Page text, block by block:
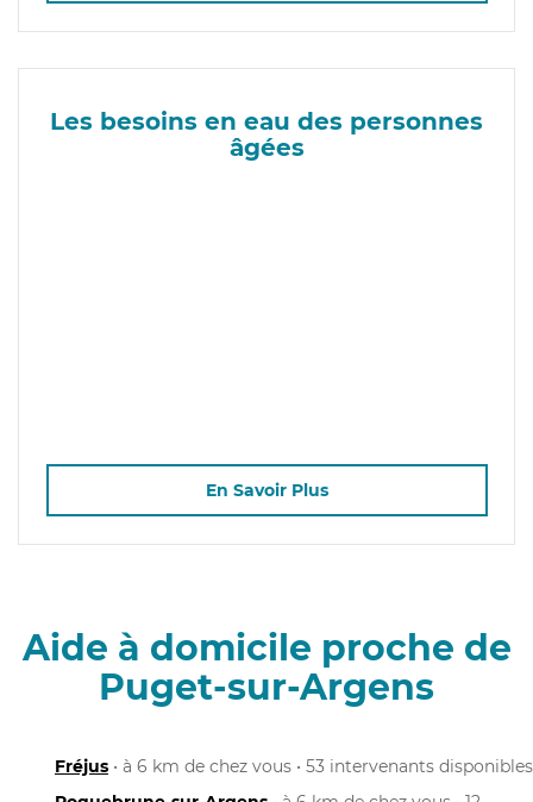
Les besoins en eau des personnes
âgées
En Savoir Plus
Aide à domicile proche de
Puget-sur-Argens
Fréjus • à 6 km de chez vous • 53 intervenants disponibles